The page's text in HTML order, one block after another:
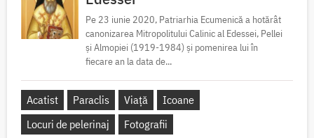
Pe 23 iunie 2020, Patriarhia Ecumenică a hotărât
canonizarea Mitropolitului Calinic al Edessei, Pellei
și Almopiei (1919-1984) și pomenirea lui în
fiecare an la data de...
Acatist Paraclis Viață
Icoane
Locuri de pelerinaj
Fotografii